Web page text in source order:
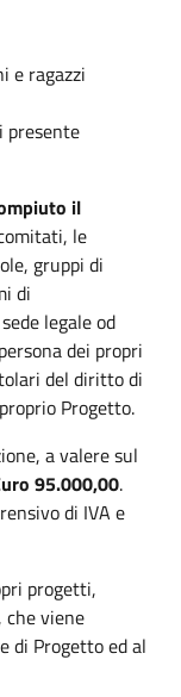
e ragazzi
presente
il
le
gruppi di
di
legale od
dei propri
del diritto di
Progetto.
a valere sul
95.000,00.
di IVA e
progetti,
che viene
di Progetto ed al